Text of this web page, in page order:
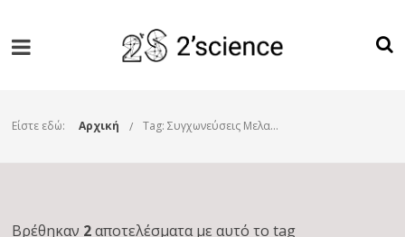
Είστε εδώ: Αρχική Tag: Συγχωνεύσεις Μελανών Οπών
Βρέθηκαν 2αποτελέσματα με αυτό το tag